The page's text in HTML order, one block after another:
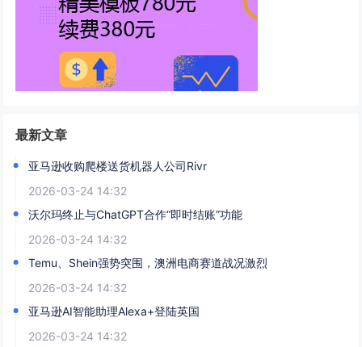
最新文章
亚马逊收购爬楼送货机器人公司Rivr
2026-03-24 14:32
沃尔玛终止与ChatGPT合作“即时结账”功能
2026-03-24 14:32
Temu、Shein强势突围，澳洲电商赛道战况激烈
2026-03-24 14:32
亚马逊AI智能助理Alexa+登陆英国
2026-03-24 14:32